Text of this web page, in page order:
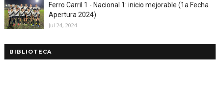
Ferro Carril 1 - Nacional 1: inicio mejorable (1a Fecha
Apertura 2024)
Jul 24, 2024
BIBLIOTECA